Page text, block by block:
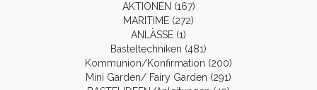
AKTIONEN (167)
MARITIME (272)
ANLÄSSE (1)
Basteltechniken (481)
Kommunion/Konfirmation (200)
Mini Garden/ Fairy Garden (291)